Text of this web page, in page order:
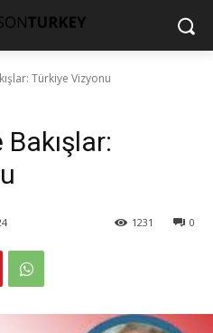
Türkiye Vizyonu
0
1231